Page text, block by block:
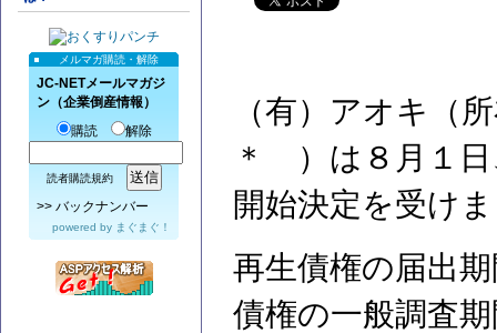
メルマガ購読・解除
JC-NETメールマガジ
ン（企業倒産情報）
購読
解除
読者購読規約
>> バックナンバー
powered by まぐまぐ！
（有）アオキ（
＊ ）は８月１日
開始決定を受け
再生債権の届出
債権の一般調査